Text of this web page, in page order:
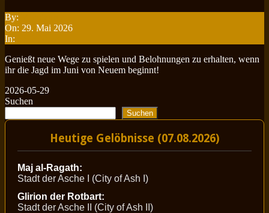
By:
On: 29. Mai 2026
In:
Genießt neue Wege zu spielen und Belohnungen zu erhalten, wenn
ihr die Jagd im Juni von Neuem beginnt!
2026-05-29
Suchen
Suchen
Heutige Gelöbnisse (07.08.2026)
Maj al-Ragath:
Stadt der Asche I (City of Ash I)
Glirion der Rotbart:
Stadt der Asche II (City of Ash II)